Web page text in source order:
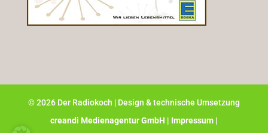
©2026Der Radiokoch | Design & technische Umsetzung
creandi Medienagentur GmbH | Impressum |